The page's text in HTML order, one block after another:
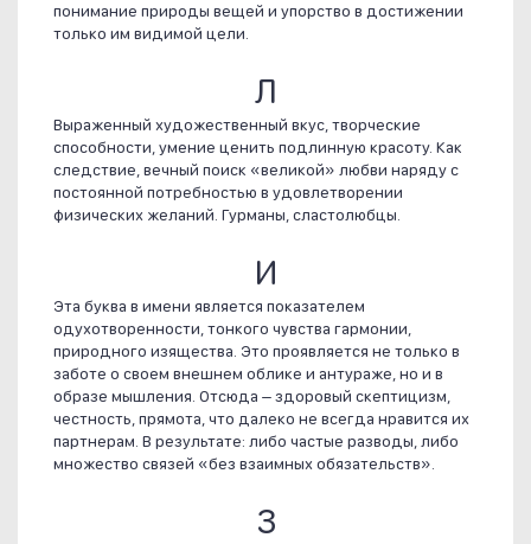
понимание природы вещей и упорство в достижении
только им видимой цели.
Л
Выраженный художественный вкус, творческие
способности, умение ценить подлинную красоту. Как
следствие, вечный поиск «великой» любви наряду с
постоянной потребностью в удовлетворении
физических желаний. Гурманы, сластолюбцы.
И
Эта буква в имени является показателем
одухотворенности, тонкого чувства гармонии,
природного изящества. Это проявляется не только в
заботе о своем внешнем облике и антураже, но и в
образе мышления. Отсюда – здоровый скептицизм,
честность, прямота, что далеко не всегда нравится их
партнерам. В результате: либо частые разводы, либо
множество связей «без взаимных обязательств».
З